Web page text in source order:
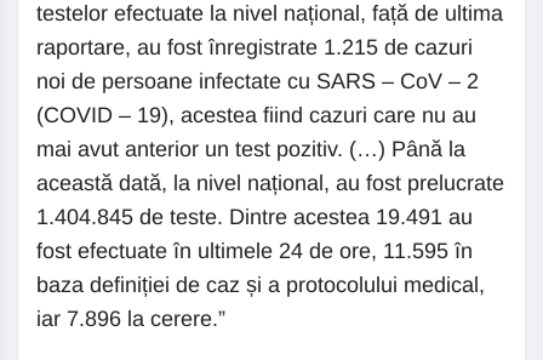
testelor efectuate la nivel național, față de ultima
raportare, au fost înregistrate 1.215 de cazuri
noi de persoane infectate cu SARS – CoV – 2
(COVID – 19), acestea fiind cazuri care nu au
mai avut anterior un test pozitiv. (…) Până la
această dată, la nivel național, au fost prelucrate
1.404.845 de teste. Dintre acestea 19.491 au
fost efectuate în ultimele 24 de ore, 11.595 în
baza definiției de caz și a protocolului medical,
iar 7.896 la cerere.”